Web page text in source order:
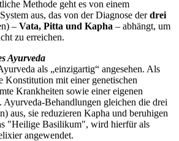
Methode geht es von einem
aus, das von der Diagnose derdrei
– Vata, Pitta und Kapha – abhängt, um
zu erreichen.
Ayurveda
als „einzigartig“ angesehen. Als
Konstitution mit einer genetischen
Krankheiten sowie einer eigenen
Ayurveda-Behandlungen gleichen die drei
aus, sie reduzieren Kapha und beruhigen
"Heilige Basilikum", wird hierfür als
angewendet.